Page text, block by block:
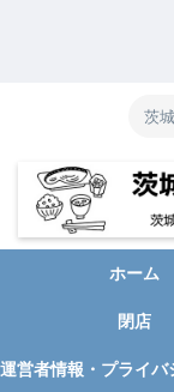
茨
ホーム
閉店
運営者情報・プライバ